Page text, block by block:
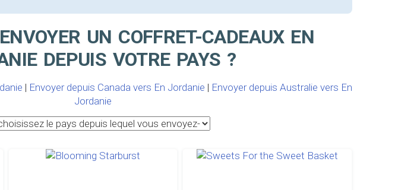
UN COFFRET-CADEAUX EN
DEPUIS VOTRE PAYS ?
| Envoyer depuis Canada vers En Jordanie | Envoyer depuis Australie vers En
Jordanie